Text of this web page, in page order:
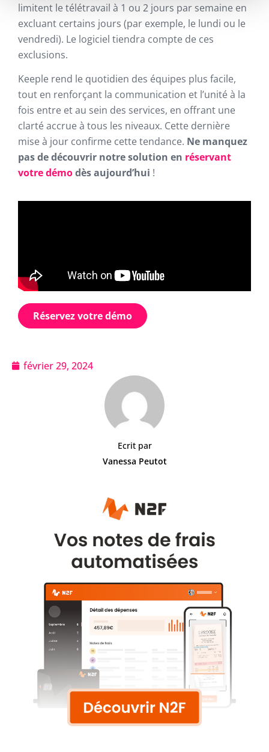
février 29, 2024
Ecrit par
Vanessa Peutot
limitent le télétravail à 1 ou 2 jours par semaine en
excluant certains jours (par exemple, le lundi ou le
vendredi). Le logiciel tiendra compte de ces
exclusions.
Keeple rend le quotidien des équipes plus facile,
tout en renforçant la communication et l’unité à la
fois entre et au sein des services, en offrant une
clarté accrue à tous les niveaux. Cette dernière
mise à jour confirme cette tendance. Ne manquez
pas de découvrir notre solution en réservant
votre démodès aujourd’hui !
Réservez votre démo